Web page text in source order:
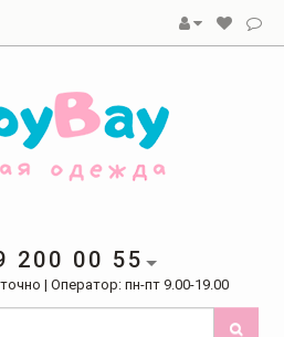
200 00 55
| Оператор: пн-пт 9.00-19.00